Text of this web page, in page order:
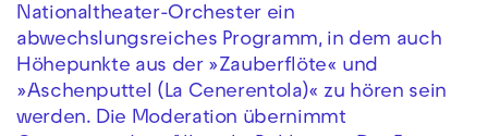
Nationaltheater-Orchester ein
abwechslungsreiches Programm, in dem auch
Höhepunkte aus der »Zauberflöte« und
»Aschenputtel (La Cenerentola)« zu hören sein
werden. Die Moderation übernimmt